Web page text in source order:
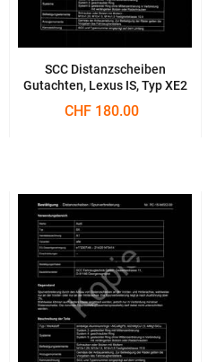
SCC Distanzscheiben
Gutachten, Lexus IS, Typ XE2
CHF 180.00